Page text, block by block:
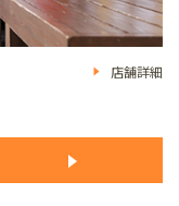
店舗詳細